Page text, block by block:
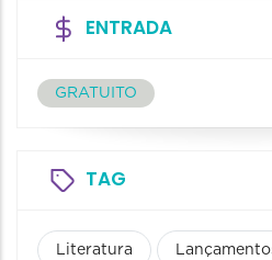
ENTRADA
GRATUITO
TAG
Literatura